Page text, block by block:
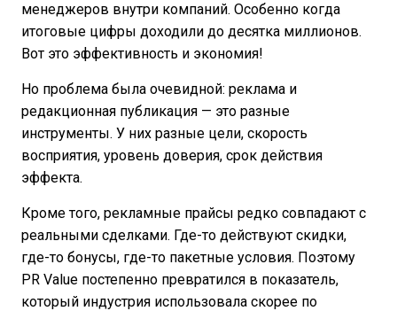
менеджеров внутри компаний. Особенно когда
итоговые цифры доходили до десятка миллионов.
Вот это эффективность и экономия!
Но проблема была очевидной: реклама и
редакционная публикация — это разные
инструменты. У них разные цели, скорость
восприятия, уровень доверия, срок действия
эффекта.
Кроме того, рекламные прайсы редко совпадают с
реальными сделками. Где-то действуют скидки,
где-то бонусы, где-то пакетные условия. Поэтому
PR Value постепенно превратился в показатель,
который индустрия использовала скорее по